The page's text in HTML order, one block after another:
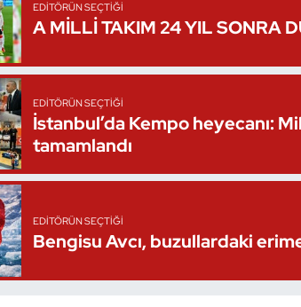
EDITÖRÜN SEÇTIĞI
A MİLLİ TAKIM 24 YIL SONRA
EDITÖRÜN SEÇTIĞI
İstanbul’da Kempo heyecanı:
tamamlandı
EDITÖRÜN SEÇTIĞI
Bengisu Avcı, buzullardaki